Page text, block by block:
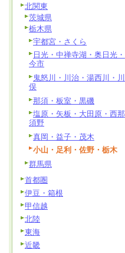
北関東
茨城県
栃木県
宇都宮・さくら
日光・中禅寺湖・奥日光・
今市
鬼怒川・川治・湯西川・川
俣
那須・板室・黒磯
塩原・矢板・大田原・西那
須野
真岡・益子・茂木
小山・足利・佐野・栃木
群馬県
首都圏
伊豆・箱根
甲信越
北陸
東海
近畿